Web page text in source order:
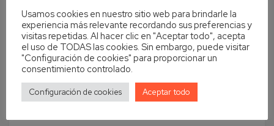
Cantidad En stock
Añadir al carrito
Usamos cookies en nuestro sitio web para brindarle la
experiencia más relevante recordando sus preferencias y
visitas repetidas. Al hacer clic en "Aceptar todo", acepta
el uso de TODAS las cookies. Sin embargo, puede visitar
"Configuración de cookies" para proporcionar un
consentimiento controlado.
Configuración de cookies Aceptar todo